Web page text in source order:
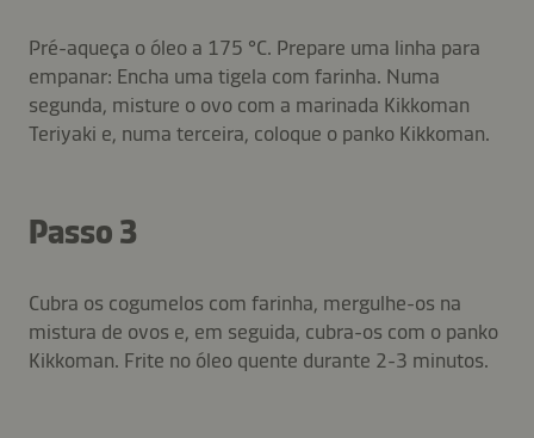
Pré-aqueça o óleo a 175 °C. Prepare uma linha para
empanar: Encha uma tigela com farinha. Numa
segunda, misture o ovo com a marinada Kikkoman
Teriyaki e, numa terceira, coloque o panko Kikkoman.
Passo 3
Cubra os cogumelos com farinha, mergulhe-os na
mistura de ovos e, em seguida, cubra-os com o panko
Kikkoman. Frite no óleo quente durante 2-3 minutos.